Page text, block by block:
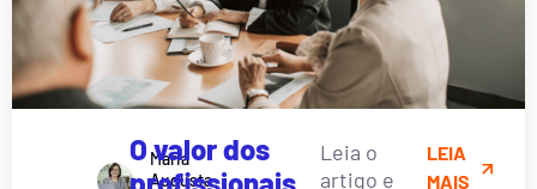
Maria
Augusta
O valor dos
Leia o
artigo e
LEIA
MAIS